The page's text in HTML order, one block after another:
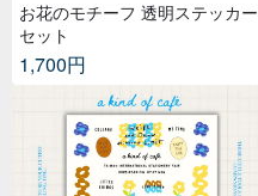
お花のモチーフ 透明ステッカー
セット
1,700円